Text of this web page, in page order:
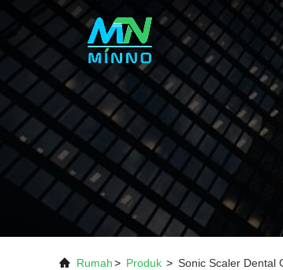
Rumah> Produk > Sonic Scaler Dental